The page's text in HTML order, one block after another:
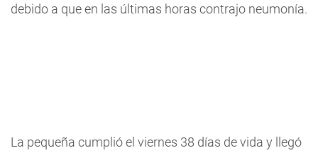
debido a que en las últimas horas contrajo neumonía.
La pequeña cumplió el viernes 38 días de vida y llegó